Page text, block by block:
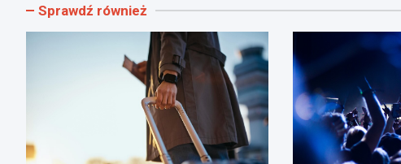
Sprawdź również